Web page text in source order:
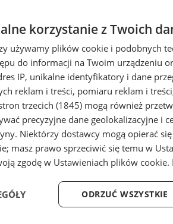
korzystanie z Twoich
używamy plików cookie i podobnych
do informacji na Twoim urządzeniu
IP, unikalne identyfikatory i dane
reklam i treści, pomiaru reklam i
trzecich (1845) mogą również
precyzyjne dane geolokalizacyjne i
Niektórzy dostawcy mogą opierać
masz prawo sprzeciwić się temu w
zgodę w Ustawieniach plików cookie.
ODRZUĆ WSZYSTKIE